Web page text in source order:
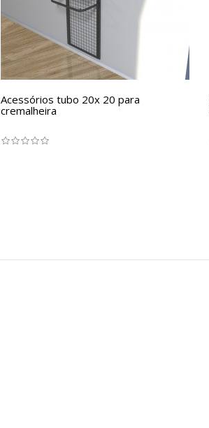
Acessórios tubo 20x 20 para
cremalheira